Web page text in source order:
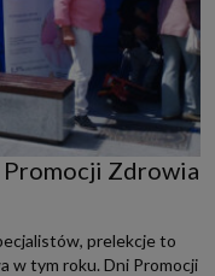
Promocji Zdrowia
prelekcje to
w tym roku. Dni Promocji